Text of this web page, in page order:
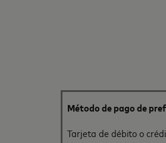
Método de pago de
Tarjeta de débito o